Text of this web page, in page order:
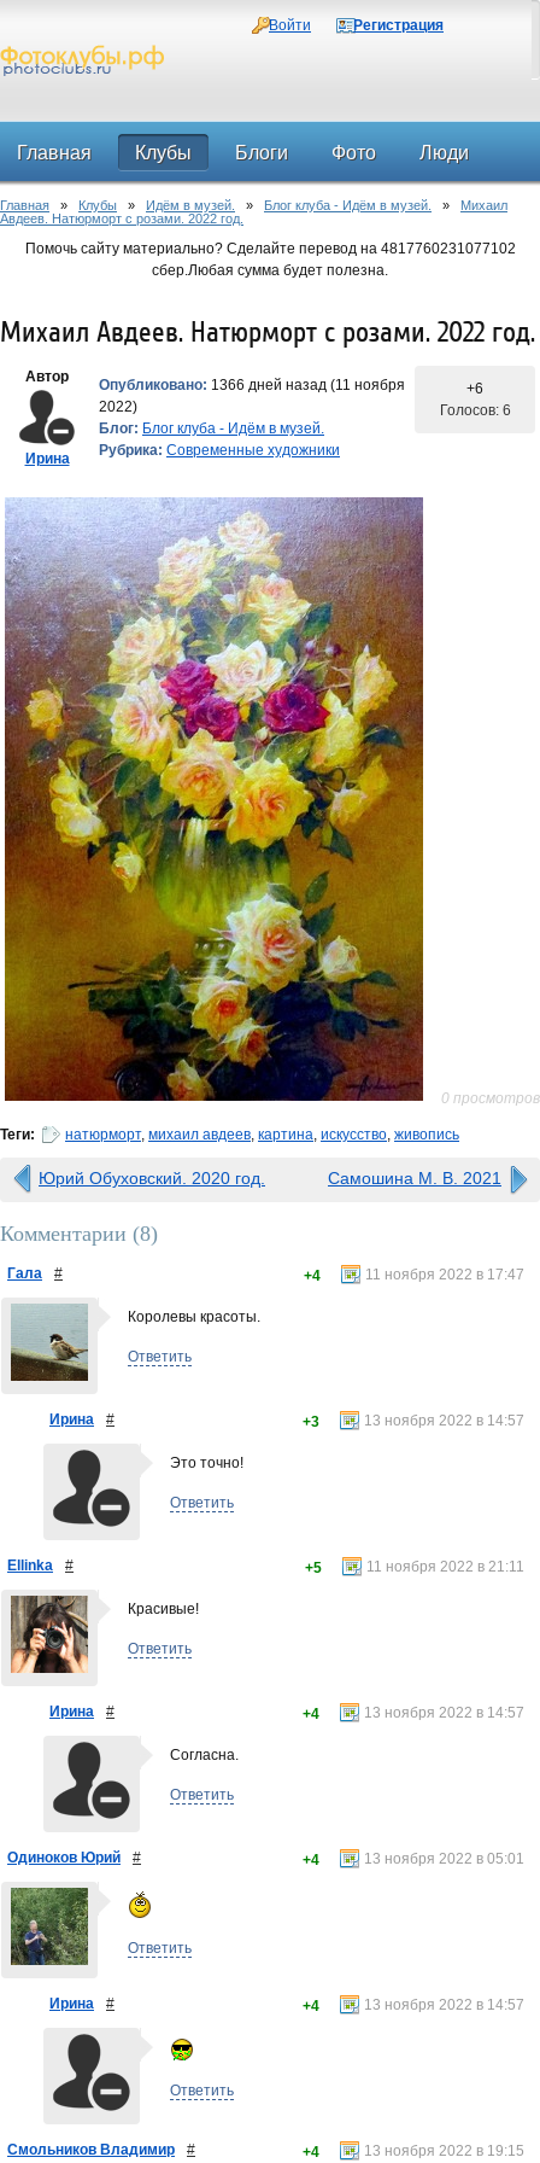
Войти Регистрация
Главная Клубы Блоги Фото Люди
Форум
Главная » Клубы » Идём в музей. » Блог клуба - Идём в музей. » Михаил
Авдеев. Натюрморт с розами. 2022 год.
Помочь сайту материально? Сделайте перевод на 4817760231077102
сбер.Любая сумма будет полезна.
Михаил Авдеев. Натюрморт с розами. 2022 год.
Автор
Ирина
Опубликовано: 1366 дней назад (11 ноября
2022)
Блог: Блог клуба - Идём в музей.
Рубрика: Современные художники
+6
Голосов: 6
0 просмотров
Теги: натюрморт, михаил авдеев, картина, искусство, живопись
Юрий Обуховский. 2020 год. Самошина М. В. 2021
Комментарии (8)
Гала # 11 ноября 2022 в 17:47
+4
Королевы красоты.
Ответить
Ирина # 13 ноября 2022 в 14:57
+3
Это точно!
Ответить
Ellinka # 11 ноября 2022 в 21:11
+5
Красивые!
Ответить
Ирина # 13 ноября 2022 в 14:57
+4
Согласна.
Ответить
Одиноков Юрий # 13 ноября 2022 в 05:01
+4
Ответить
Ирина # 13 ноября 2022 в 14:57
+4
Ответить
Смольников Владимир # 13 ноября 2022 в 19:15
+4